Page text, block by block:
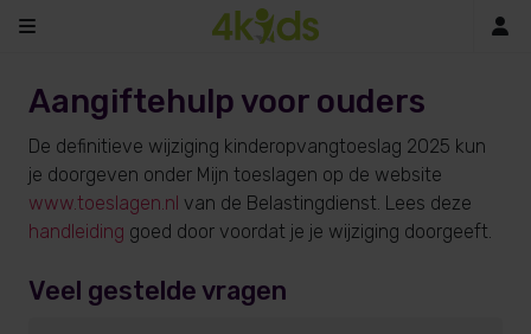
Aangiftehulp voor ouders
De definitieve wijziging kinderopvangtoeslag 2025 kun
je doorgeven onder Mijn toeslagen op de website
www.toeslagen.nl van de Belastingdienst. Lees deze
handleiding goed door voordat je je wijziging doorgeeft.
Veel gestelde vragen